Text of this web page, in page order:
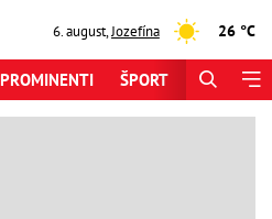
6. august,Jozefína 26 °C
PROMINENTI ŠPORT